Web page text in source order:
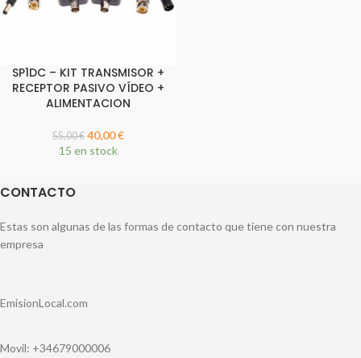
SP1DC – KIT TRANSMISOR +
RECEPTOR PASIVO VÍDEO +
ALIMENTACION
55,00€ 40,00€
15 en stock
CONTACTO
Estas son algunas de las formas de contacto que tiene con nuestra
empresa
EmisionLocal.com
Movil: +34679000006